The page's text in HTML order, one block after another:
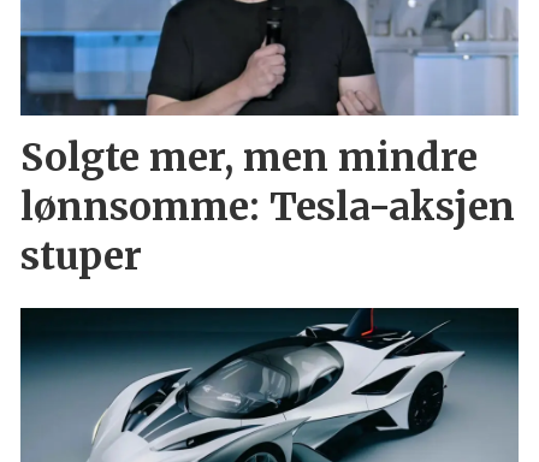
Solgte mer, men mindre
lønnsomme: Tesla-aksjen
stuper